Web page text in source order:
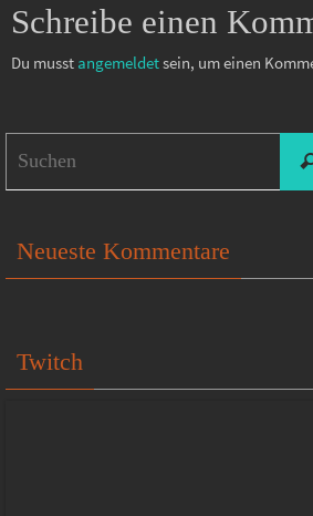
Schreibe einen
Du musst angemeldetsein, um einen
Neueste Kommentare
Twitch